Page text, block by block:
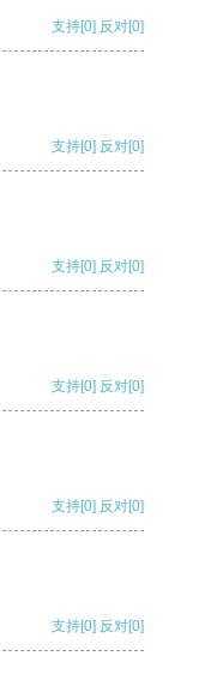
支持[0] 反对[0]
支持[0] 反对[0]
支持[0] 反对[0]
支持[0] 反对[0]
支持[0] 反对[0]
支持[0] 反对[0]